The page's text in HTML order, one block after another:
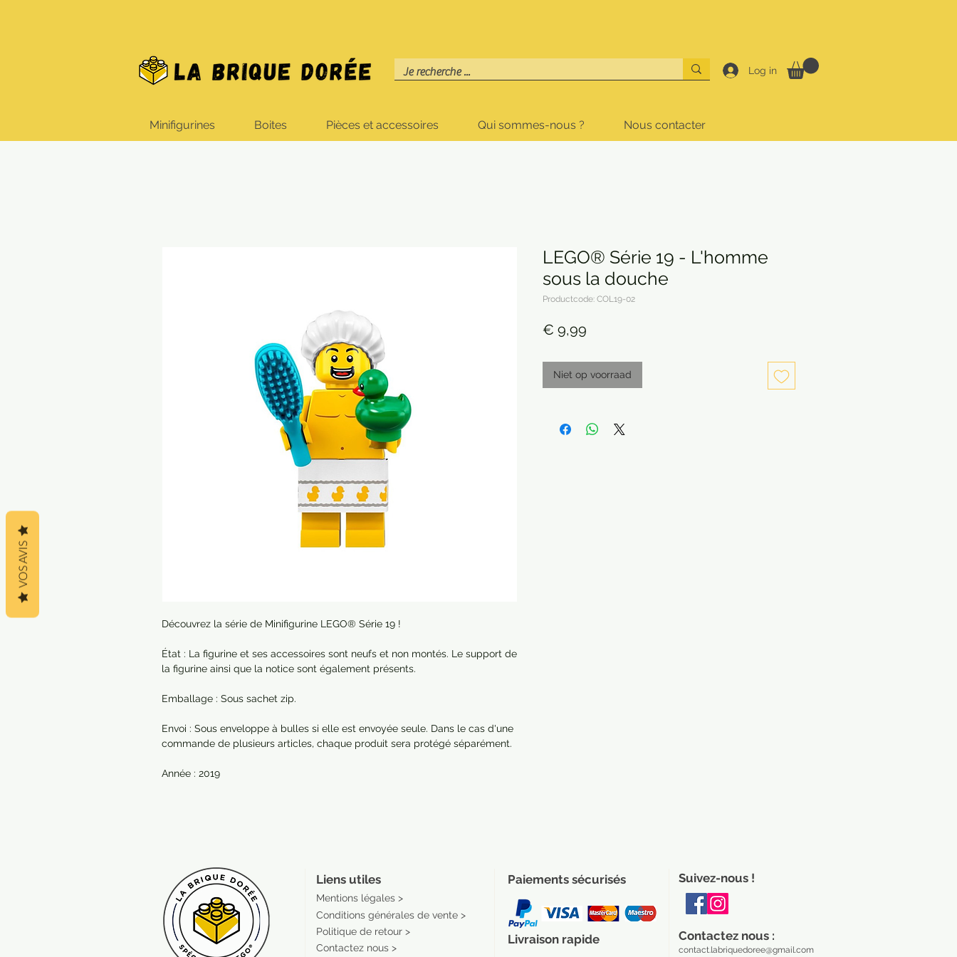
Log in
Minifigurines Boites Pièces et accessoires Qui sommes-nous ? Nous contacter
Découvrez la série de Minifigurine LEGO® Série 19 !
État : La figurine et ses accessoires sont neufs et non montés. Le support de
la figurine ainsi que la notice sont également présents.
Emballage : Sous sachet zip.
Envoi : Sous enveloppe à bulles si elle est envoyée seule. Dans le cas d'une
commande de plusieurs articles, chaque produit sera protégé séparément.
Année : 2019
LEGO® Série 19 - L'homme
sous la douche
Productcode: COL19-02
€ 9,99
Niet op voorraad
Liens utiles
Mentions légales >
Conditions générales de vente >
Politique de retour >
Contactez nous >
Paiements sécurisés
Livraison rapide
Suivez-nous !
Contactez nous :
contact.labriquedoree@gmail.com
VOS AVIS